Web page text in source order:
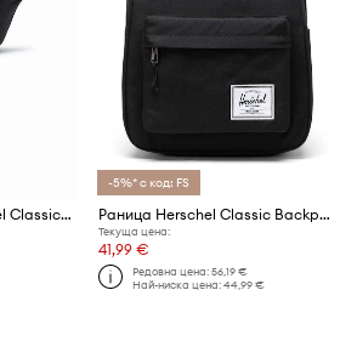
Чанта за кръст Herschel Classic Hip Pack
-5%* с код: FS
Раница Herschel Classic Backpack
Текуща цена:
41,99 €
Редовна цена:56,19 €
Най-ниска цена:44,99 €